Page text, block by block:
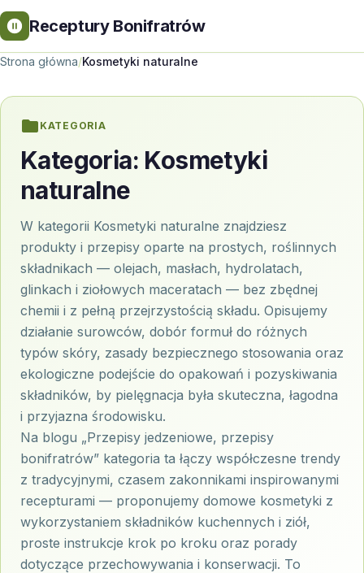
Receptury Bonifratrów
Strona główna/Kosmetyki naturalne
KATEGORIA
Kategoria: Kosmetyki
naturalne
W kategorii Kosmetyki naturalne znajdziesz
produkty i przepisy oparte na prostych, roślinnych
składnikach — olejach, masłach, hydrolatach,
glinkach i ziołowych maceratach — bez zbędnej
chemii i z pełną przejrzystością składu. Opisujemy
działanie surowców, dobór formuł do różnych
typów skóry, zasady bezpiecznego stosowania oraz
ekologiczne podejście do opakowań i pozyskiwania
składników, by pielęgnacja była skuteczna, łagodna
i przyjazna środowisku.
Na blogu „Przepisy jedzeniowe, przepisy
bonifratrów” kategoria ta łączy współczesne trendy
z tradycyjnymi, czasem zakonnikami inspirowanymi
recepturami — proponujemy domowe kosmetyki z
wykorzystaniem składników kuchennych i ziół,
proste instrukcje krok po kroku oraz porady
dotyczące przechowywania i konserwacji. To